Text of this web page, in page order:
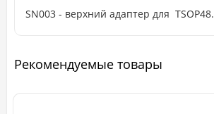
SN003 - верхний адаптер для TSOP48.
Рекомендуемые товары